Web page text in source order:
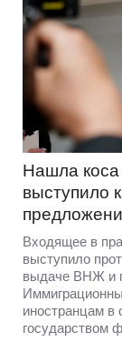
Нашла
выступило
Входящее в
выступило
выдаче ВНЖ и
иностранцам в
государством